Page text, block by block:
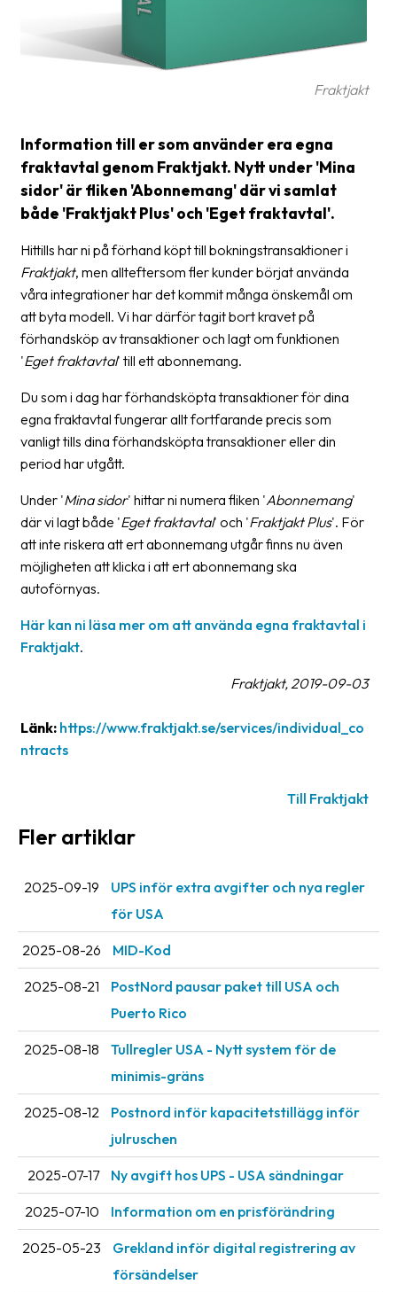
Leveransvillkor
Upphämtningar
Streckkodsläsare
Kundtjänst
Om
företaget
Om
Pressrum
Medarbetare
Jobb
&
Nyhetsarkiv
Kontakta
oss
Allmänna
Förbjudet
Fraktjakt
Information till er som använder era egna
fraktavtal genom Fraktjakt. Nytt under 'Mina
sidor' är fliken 'Abonnemang' där vi samlat
både 'Fraktjakt Plus' och 'Eget fraktavtal'.
Hittills har ni på förhand köpt till bokningstransaktioner i
Fraktjakt, men allteftersom fler kunder börjat använda
våra integrationer har det kommit många önskemål om
att byta modell. Vi har därför tagit bort kravet på
förhandsköp av transaktioner och lagt om funktionen
'Eget fraktavtal' till ett abonnemang.
Du som i dag har förhandsköpta transaktioner för dina
egna fraktavtal fungerar allt fortfarande precis som
vanligt tills dina förhandsköpta transaktioner eller din
period har utgått.
Under 'Mina sidor' hittar ni numera fliken 'Abonnemang'
där vi lagt både 'Eget fraktavtal' och 'Fraktjakt Plus'. För
att inte riskera att ert abonnemang utgår finns nu även
möjligheten att klicka i att ert abonnemang ska
autoförnyas.
Här kan ni läsa mer om att använda egna fraktavtal i
Fraktjakt.
Fraktjakt, 2019-09-03
Länk: https://www.fraktjakt.se/services/individual_co
ntracts
Till Fraktjakt
Fler artiklar
2025-09-19
UPS inför extra avgifter och nya regler
för USA
2025-08-26 MID-Kod
2025-08-21
PostNord pausar paket till USA och
Puerto Rico
2025-08-18
Tullregler USA - Nytt system för de
minimis-gräns
2025-08-12
Postnord inför kapacitetstillägg inför
julruschen
2025-07-17 Ny avgift hos UPS - USA sändningar
2025-07-10 Information om en prisförändring
2025-05-23
Grekland inför digital registrering av
försändelser